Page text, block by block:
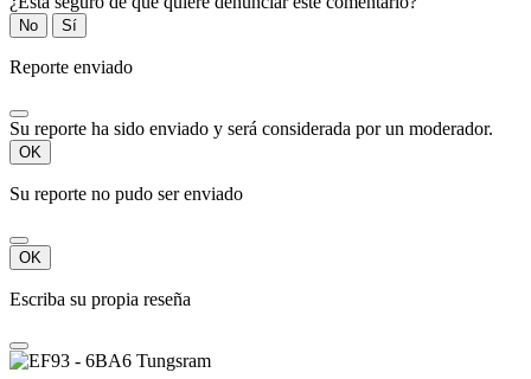
No Sí
Reporte enviado
Su reporte ha sido enviado y será considerada por un moderador.
OK
Su reporte no pudo ser enviado
OK
Escriba su propia reseña